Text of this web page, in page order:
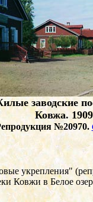
заводские
Ковжа. 1909
№20970.
укрепления"
Ковжи в Белое